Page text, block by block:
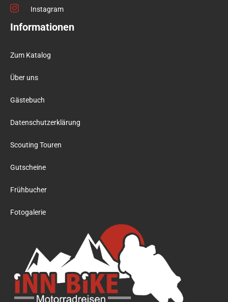
Instagram
Informationen
Zum Katalog
Über uns
Gästebuch
Datenschutzerklärung
Scouting Touren
Gutscheine
Frühbucher
Fotogalerie